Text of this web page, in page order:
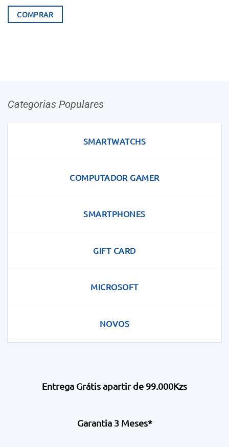
COMPRAR
Categorias Populares
SMARTWATCHS
COMPUTADOR GAMER
SMARTPHONES
GIFT CARD
MICROSOFT
NOVOS
Entrega Grátis apartir de 99.000Kzs
Garantia 3 Meses*